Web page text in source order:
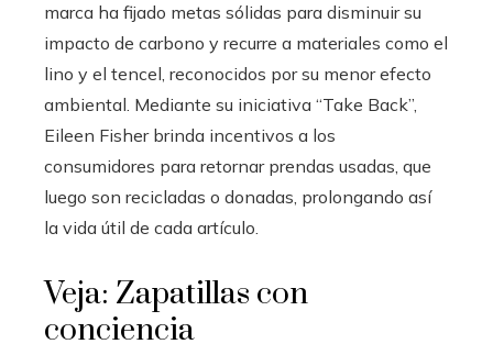
marca ha fijado metas sólidas para disminuir su
impacto de carbono y recurre a materiales como el
lino y el tencel, reconocidos por su menor efecto
ambiental. Mediante su iniciativa “Take Back”,
Eileen Fisher brinda incentivos a los
consumidores para retornar prendas usadas, que
luego son recicladas o donadas, prolongando así
la vida útil de cada artículo.
Veja: Zapatillas con
conciencia